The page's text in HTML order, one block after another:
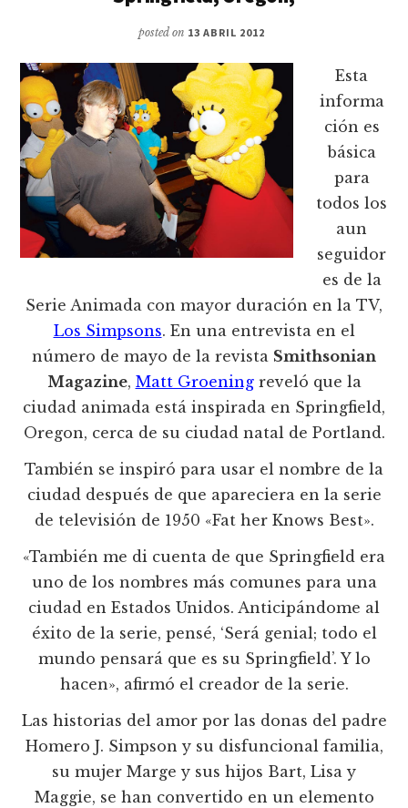
posted on 13 ABRIL 2012
Esta
informa
ción es
básica
para
todos los
aun
seguidor
es de la
Serie Animada con mayor duración en la TV,
Los Simpsons. En una entrevista en el
número de mayo de la revista Smithsonian
Magazine, Matt Groeningreveló que la
ciudad animada está inspirada en Springfield,
Oregon, cerca de su ciudad natal de Portland.
También se inspiró para usar el nombre de la
ciudad después de que apareciera en la serie
de televisión de 1950 «Fat her Knows Best».
«También me di cuenta de que Springfield era
uno de los nombres más comunes para una
ciudad en Estados Unidos. Anticipándome al
éxito de la serie, pensé, ‘Será genial; todo el
mundo pensará que es su Springfield’. Y lo
hacen», afirmó el creador de la serie.
Las historias del amor por las donas del padre
Homero J. Simpson y su disfuncional familia,
su mujer Marge y sus hijos Bart, Lisa y
Maggie, se han convertido en un elemento